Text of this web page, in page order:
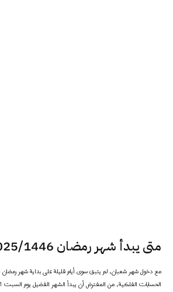
متى يبدأ شهر رمضان 2025/1446؟